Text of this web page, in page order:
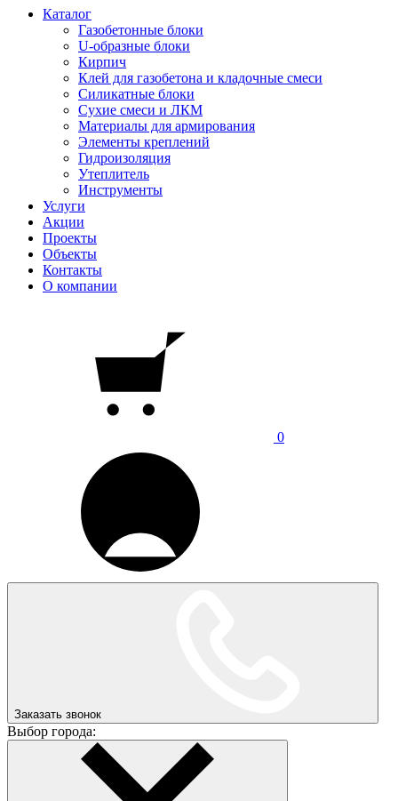
Каталог
Газобетонные блоки
U-образные блоки
Кирпич
Клей для газобетона и кладочные смеси
Силикатные блоки
Сухие смеси и ЛКМ
Материалы для армирования
Элементы креплений
Гидроизоляция
Утеплитель
Инструменты
Услуги
Акции
Проекты
Объекты
Контакты
О компании
0
Заказать звонок
Выбор города: